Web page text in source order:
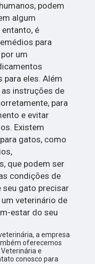
podem
algum
é
para
um
para eles. Além
instruções de
para
e evitar
Existem
gatos, como
que podem ser
condições de
seu gato precisar
veterinário de
estar do seu
a empresa
oferecemos
e
conosco para